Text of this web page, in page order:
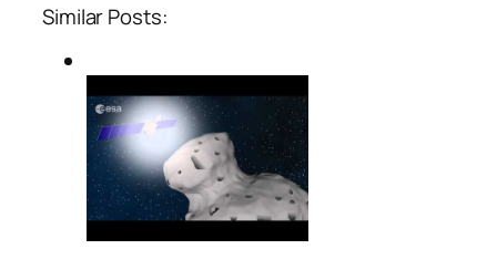
Similar Posts: